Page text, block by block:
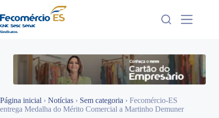
para
o
conteúdo
Página inicial › Notícias › Sem categoria › Fecomércio-ES
entrega Medalha do Mérito Comercial a Martinho Demuner